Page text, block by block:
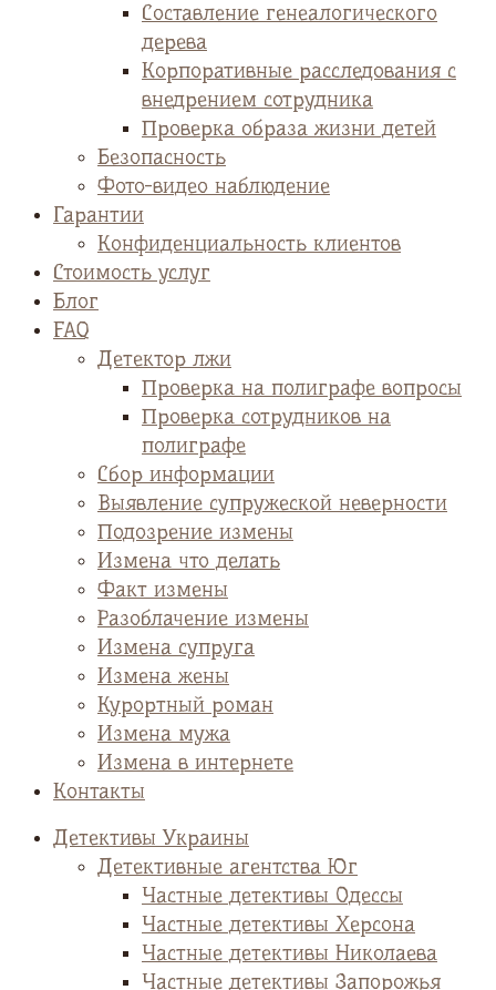
Cоставление генеалогического
дерева
Корпоративные расследования с
внедрением сотрудника
Проверка образа жизни детей
Безопасность
Фото-видео наблюдение
Гарантии
Конфиденциальность клиентов
Стоимость услуг
Блог
FAQ
Детектор лжи
Проверка на полиграфе вопросы
Проверка сотрудников на
полиграфе
Сбор информации
Выявление супружеской неверности
Подозрение измены
Измена что делать
Факт измены
Разоблачение измены
Измена супруга
Измена жены
Курортный роман
Измена мужа
Измена в интернете
Контакты
Детективы Украины
Детективные агентства Юг
Частные детективы Одессы
Частные детективы Херсона
Частные детективы Николаева
Частные детективы Запорожья